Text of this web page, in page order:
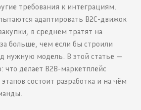
требования к интеграциям.
адаптировать B2C-движок
в среднем тратят на
больше, чем если бы строили
нужную модель. В этой статье —
что делает B2B-маркетплейс
состоит разработка и на чём